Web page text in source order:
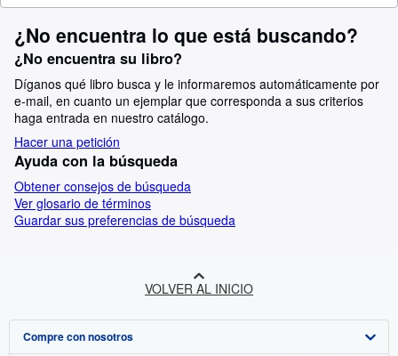
¿No encuentra lo que está buscando?
¿No encuentra su libro?
Díganos qué libro busca y le informaremos automáticamente por
e-mail, en cuanto un ejemplar que corresponda a sus criterios
haga entrada en nuestro catálogo.
Hacer una petición
Ayuda con la búsqueda
Obtener consejos de búsqueda
Ver glosario de términos
Guardar sus preferencias de búsqueda
VOLVER AL INICIO
Compre con nosotros